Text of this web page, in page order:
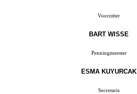
Voorzitter
BART WISSE
Penningmeester
ESMA KUYURCAK
Secretaris